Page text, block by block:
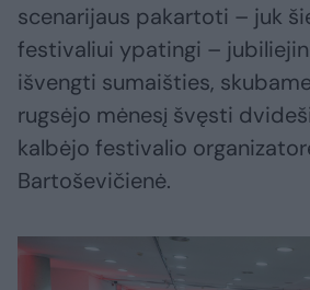
scenarijaus pakartoti – juk
festivaliui ypatingi –
išvengti sumaišties,
rugsėjo mėnesį švęsti
kalbėjo festivalio
Bartoševičienė.